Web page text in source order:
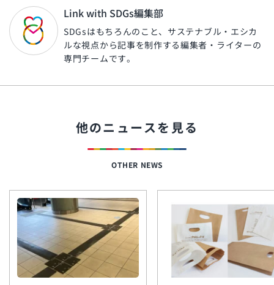
Link with SDGs編集部
SDGsはもちろんのこと、サステナブル・エシカ
ルな視点から記事を制作する編集者・ライターの
専門チームです。
他のニュースを見る
OTHER NEWS